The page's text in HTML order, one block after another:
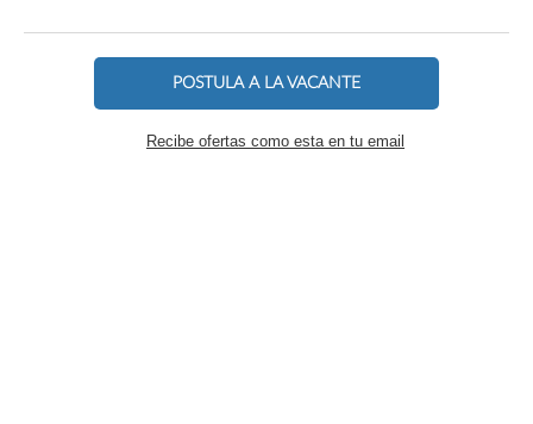
POSTULA A LA VACANTE
Recibe ofertas como esta en tu email